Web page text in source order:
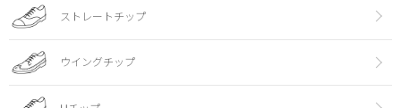
ストレートチップ
ウイングチップ